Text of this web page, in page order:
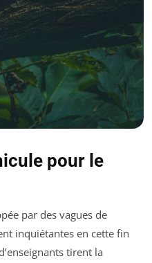
pour le
par des vagues de
inquiétantes en cette fin
tirent la